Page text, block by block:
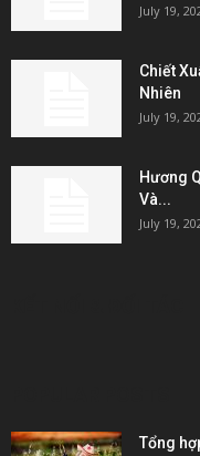
July 19,
Chiết
Nhiên
July 19,
Hương
Và...
July 19,
Tổng